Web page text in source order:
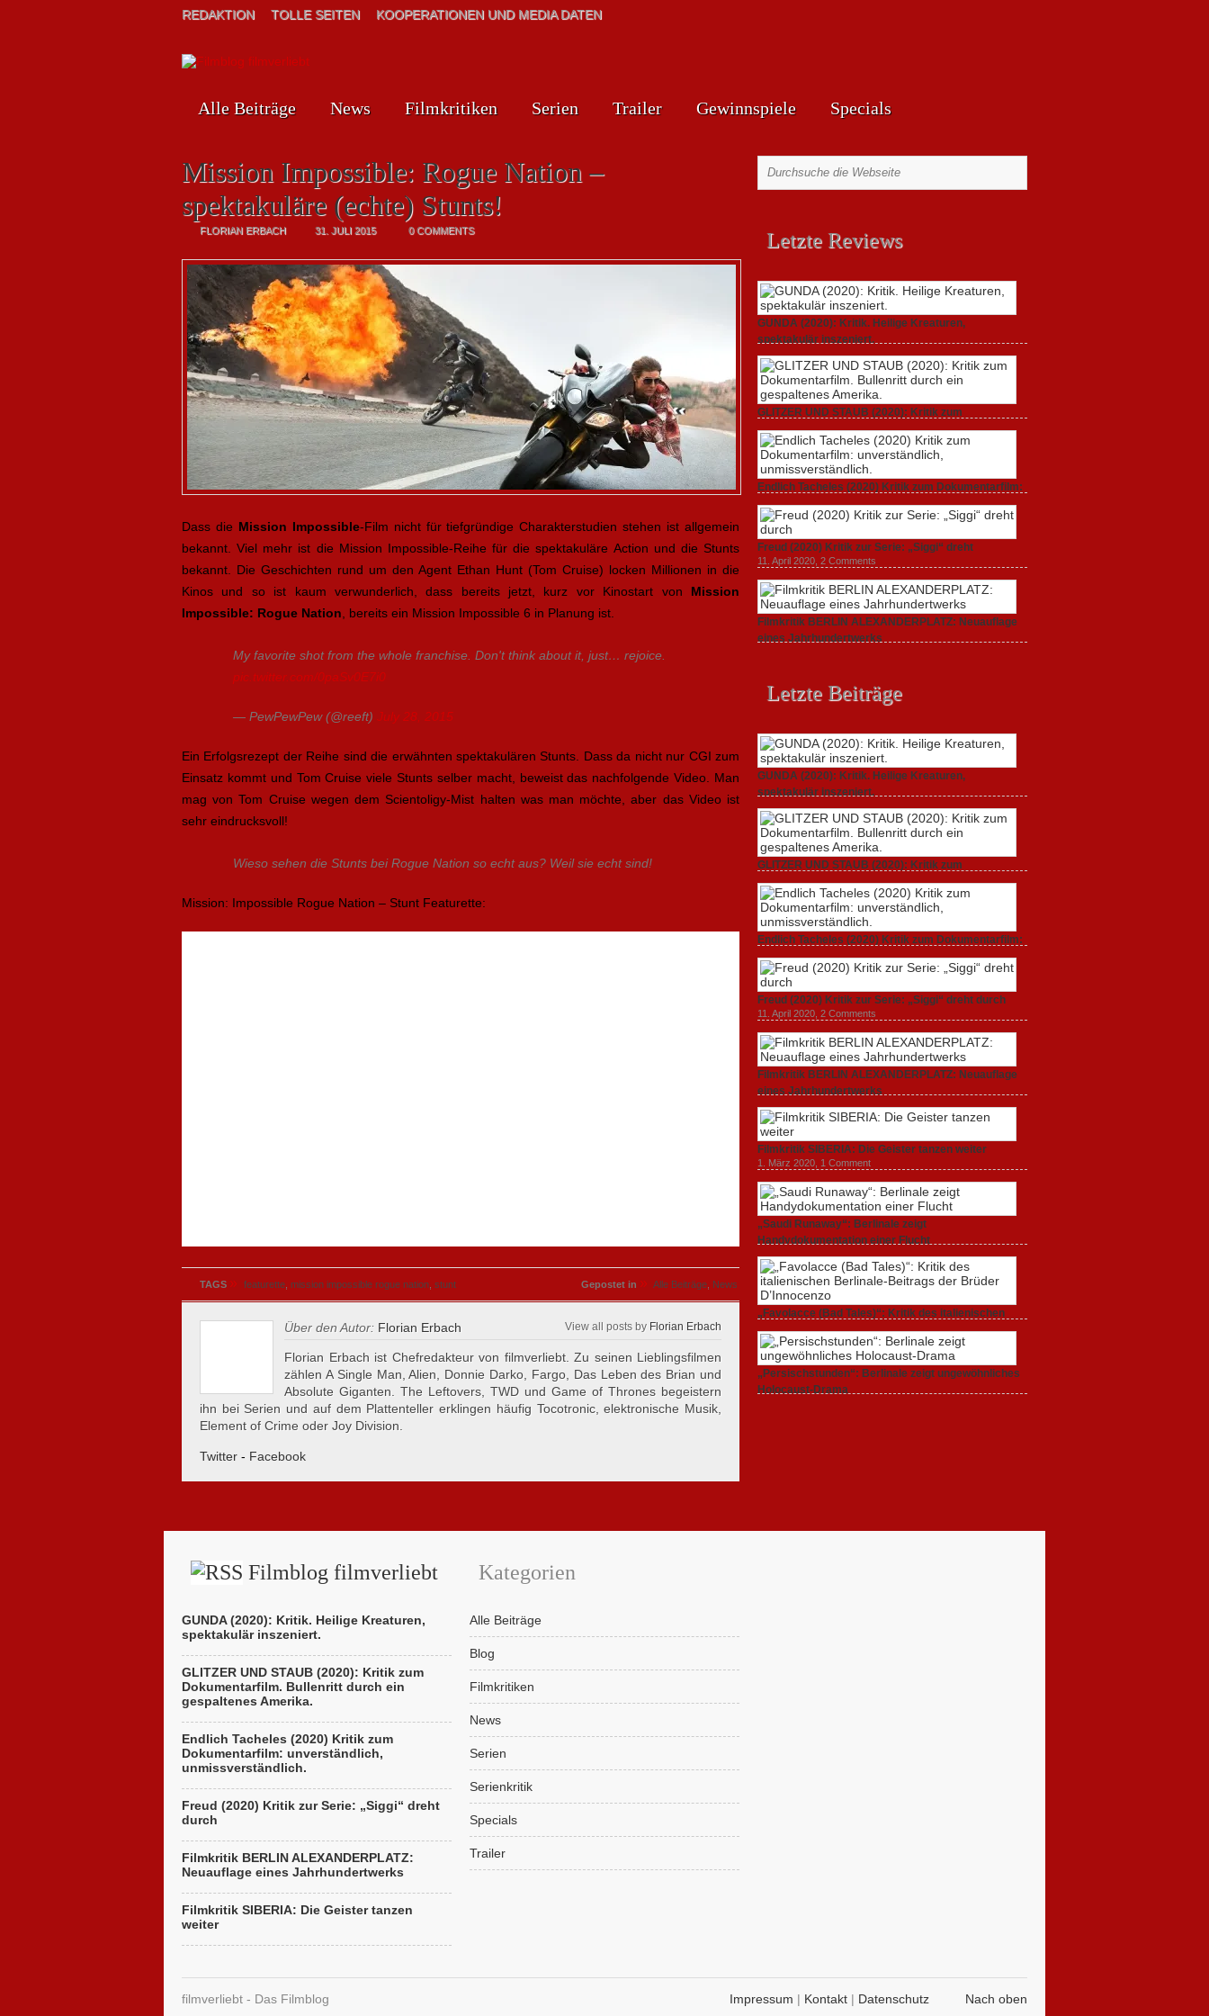
REDAKTION TOLLE SEITEN KOOPERATIONEN UND MEDIA DATEN
Alle Beiträge News Filmkritiken Serien Trailer Gewinnspiele Specials
Mission Impossible: Rogue Nation –
spektakuläre (echte) Stunts!
FLORIAN ERBACH 31. JULI 2015 0 COMMENTS
Dass die Mission Impossible-Film nicht für tiefgründige Charakterstudien stehen ist allgemein
bekannt. Viel mehr ist die Mission Impossible-Reihe für die spektakuläre Action und die Stunts
bekannt. Die Geschichten rund um den Agent Ethan Hunt (Tom Cruise) locken Millionen in die
Kinos und so ist kaum verwunderlich, dass bereits jetzt, kurz vor Kinostart von Mission
Impossible: Rogue Nation , bereits ein Mission Impossible 6 in Planung ist.
My favorite shot from the whole franchise. Don't think about it, just… rejoice.
pic.twitter.com/0paSv0E7i0
— PewPewPew (@reeft) July 28, 2015
Ein Erfolgsrezept der Reihe sind die erwähnten spektakulären Stunts. Dass da nicht nur CGI zum
Einsatz kommt und Tom Cruise viele Stunts selber macht, beweist das nachfolgende Video. Man
mag von Tom Cruise wegen dem Scientoligy-Mist halten was man möchte, aber das Video ist
sehr eindrucksvoll!
Wieso sehen die Stunts bei Rogue Nation so echt aus? Weil sie echt sind!
Mission: Impossible Rogue Nation – Stunt Featurette:
TAGS » featurette mission impossible rogue nation stunt Gepostet in » Alle Beiträge News
Über den Autor: Florian Erbach View all posts by Florian Erbach
Florian Erbach ist Chefredakteur von filmverliebt. Zu seinen Lieblingsfilmen
zählen A Single Man, Alien, Donnie Darko, Fargo, Das Leben des Brian und
Absolute Giganten. The Leftovers, TWD und Game of Thrones begeistern
ihn bei Serien und auf dem Plattenteller erklingen häufig Tocotronic, elektronische Musik,
Element of Crime oder Joy Division.
Twitter - Facebook
Letzte Reviews
GUNDA (2020): Kritik. Heilige Kreaturen,
spektakulär inszeniert.
GLITZER UND STAUB (2020): Kritik zum
Dokumentarfilm.
3. Oktober 2020,2 Comments
Endlich Tacheles (2020) Kritik zum Dokumentarfilm:
unverständlich,
19. Mai 2020,0 Comments
Freud (2020) Kritik zur Serie: „Siggi“ dreht
11. April 2020, 2 Comments
Filmkritik BERLIN ALEXANDERPLATZ: Neuauflage
eines Jahrhundertwerks
Letzte Beiträge
GUNDA (2020): Kritik. Heilige Kreaturen,
spektakulär inszeniert.
GLITZER UND STAUB (2020): Kritik zum
Dokumentarfilm. Bullenritt durch ein gespaltenes
Amerika.
3. Oktober 2020,2 Comments
Endlich Tacheles (2020) Kritik zum Dokumentarfilm:
unverständlich, unmissverständlich.
19. Mai 2020,0 Comments
Freud (2020) Kritik zur Serie: „Siggi“ dreht durch
11. April 2020, 2 Comments
Filmkritik BERLIN ALEXANDERPLATZ: Neuauflage
eines Jahrhundertwerks
Filmkritik SIBERIA: Die Geister tanzen weiter
1. März 2020, 1 Comment
„Saudi Runaway“: Berlinale zeigt
Handydokumentation einer Flucht
„Favolacce (Bad Tales)“: Kritik des italienischen
Berlinale-Beitrags der Brüder D’Innocenzo
25. Februar 2020,2 Comments
„Persischstunden“: Berlinale zeigt ungewöhnliches
Holocaust-Drama
Filmblog filmverliebt
GUNDA (2020): Kritik. Heilige Kreaturen,
spektakulär inszeniert.
GLITZER UND STAUB (2020): Kritik zum
Dokumentarfilm. Bullenritt durch ein
gespaltenes Amerika.
Endlich Tacheles (2020) Kritik zum
Dokumentarfilm: unverständlich,
unmissverständlich.
Freud (2020) Kritik zur Serie: „Siggi“ dreht
durch
Filmkritik BERLIN ALEXANDERPLATZ:
Neuauflage eines Jahrhundertwerks
Filmkritik SIBERIA: Die Geister tanzen
weiter
Kategorien
Alle Beiträge
Blog
Filmkritiken
News
Serien
Serienkritik
Specials
Trailer
filmverliebt - Das Filmblog Impressum | Kontakt | Datenschutz Nach oben